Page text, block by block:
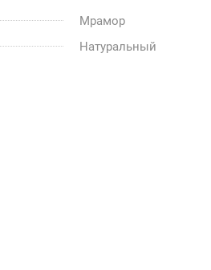
Мрамор
Натуральный